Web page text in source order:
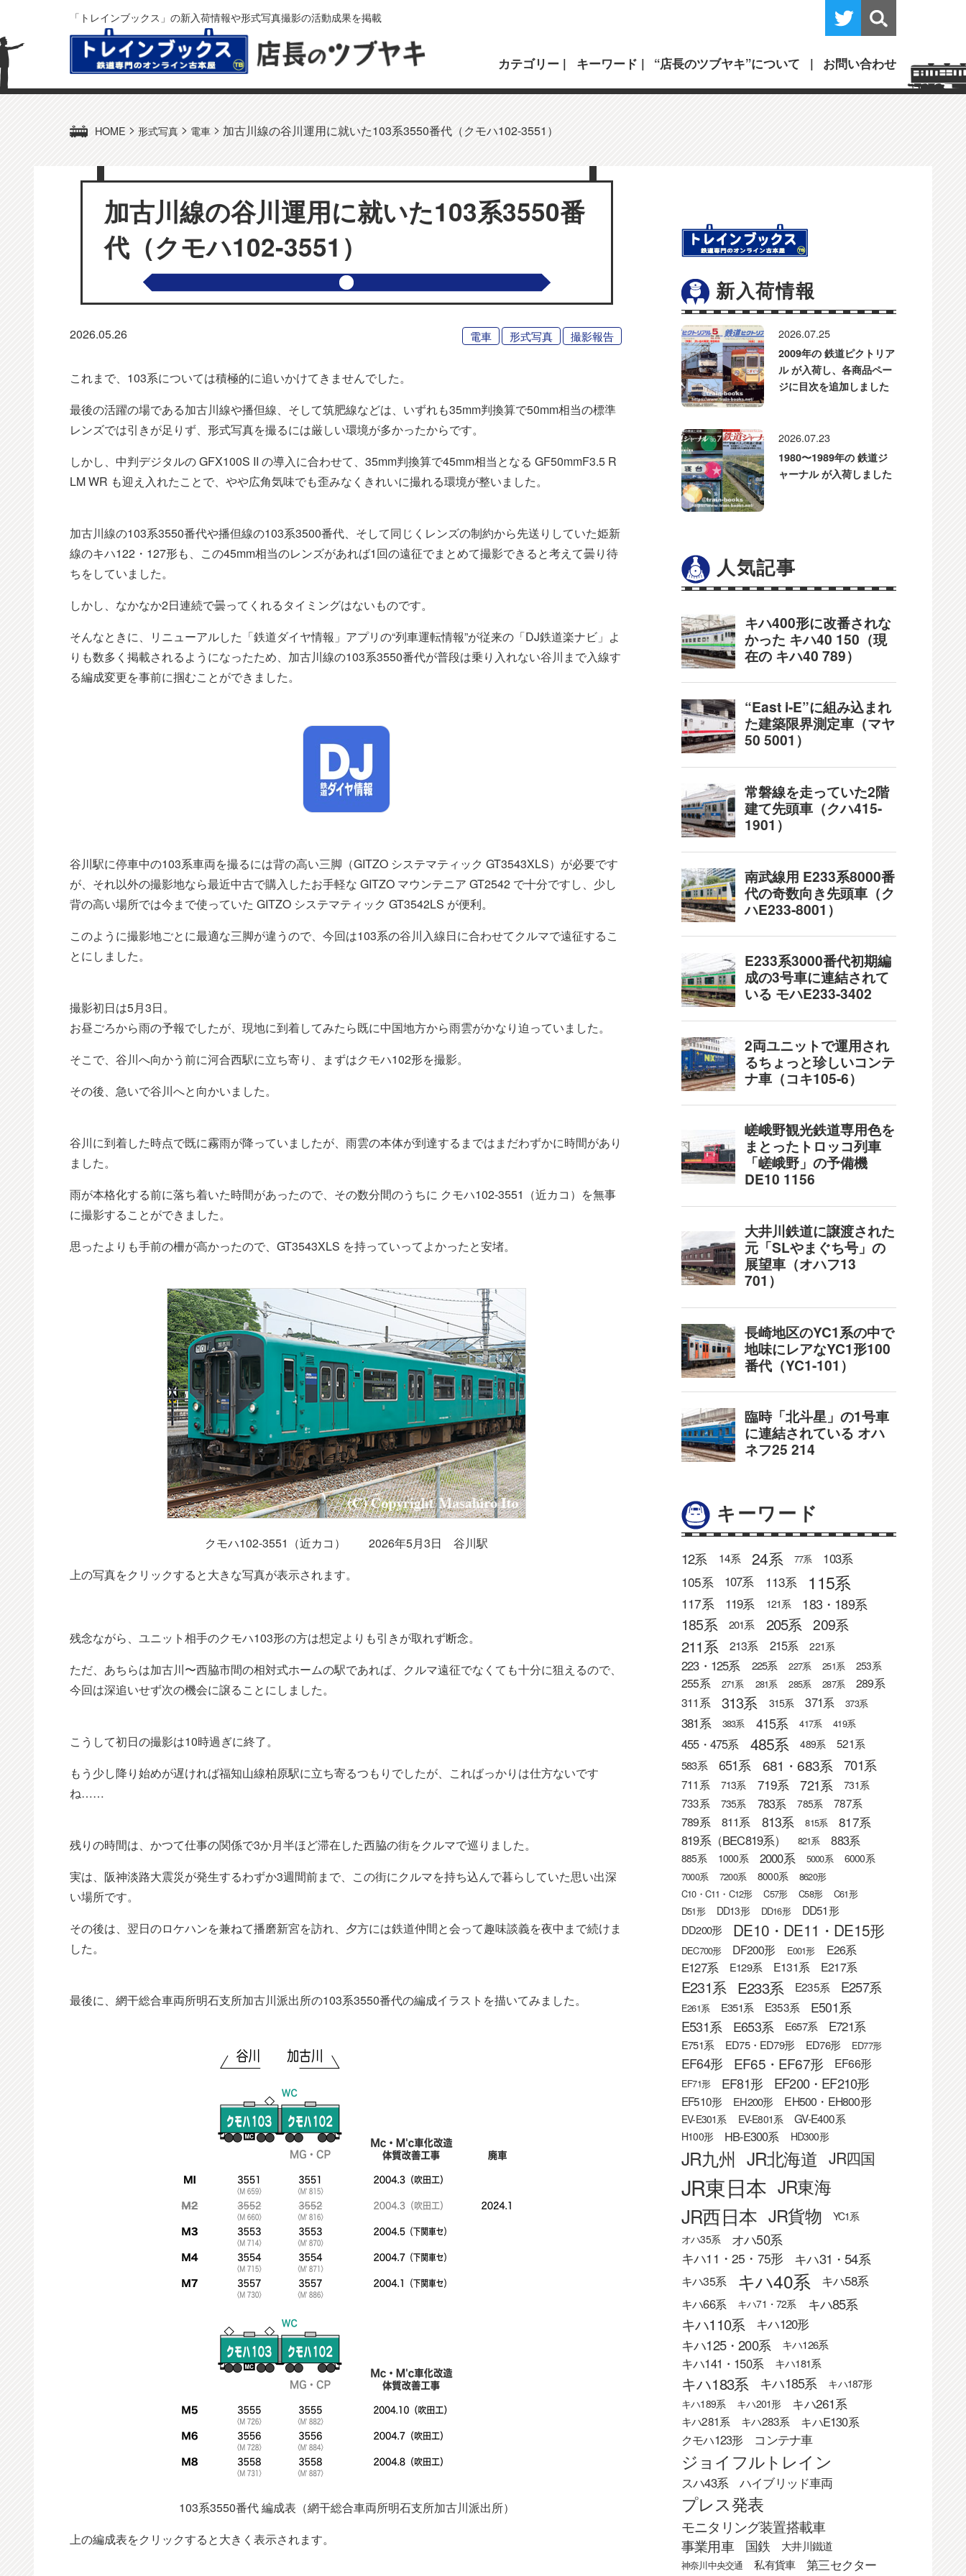
「トレインブックス」の新入荷情報や形式写真撮影の活動成果を掲載
カテゴリー キーワード “店長のツブヤキ”について お問い合わせ
HOME > 形式写真 > 電車 > 加古川線の谷川運用に就いた103系3550番代（クモハ102-3551）
加古川線の谷川運用に就いた103系3550番
代（クモハ102-3551）
2026.05.26 電車 形式写真 撮影報告
これまで、103系については積極的に追いかけてきませんでした。
最後の活躍の場である加古川線や播但線、そして筑肥線などは、いずれも35mm判換算で50mm相当の標準
レンズでは引きが足りず、形式写真を撮るには厳しい環境が多かったからです。
しかし、中判デジタルの GFX100S II の導入に合わせて、35mm判換算で45mm相当となる GF50mmF3.5 R
LM WR も迎え入れたことで、やや広角気味でも歪みなくきれいに撮れる環境が整いました。
加古川線の103系3550番代や播但線の103系3500番代、そして同じくレンズの制約から先送りしていた姫新
線のキハ122・127形も、この45mm相当のレンズがあれば1回の遠征でまとめて撮影できると考えて曇り待
ちをしていました。
しかし、なかなか2日連続で曇ってくれるタイミングはないものです。
そんなときに、リニューアルした「鉄道ダイヤ情報」アプリの“列車運転情報”が従来の「DJ鉄道楽ナビ」よ
りも数多く掲載されるようになったため、加古川線の103系3550番代が普段は乗り入れない谷川まで入線す
る編成変更を事前に掴むことができました。
谷川駅に停車中の103系車両を撮るには背の高い三脚（GITZO システマティック GT3543XLS）が必要です
が、それ以外の撮影地なら最近中古で購入したお手軽な GITZO マウンテニア GT2542 で十分ですし、少し
背の高い場所では今まで使っていた GITZO システマティック GT3542LS が便利。
このように撮影地ごとに最適な三脚が違うので、今回は103系の谷川入線日に合わせてクルマで遠征するこ
とにしました。
撮影初日は5月3日。
お昼ごろから雨の予報でしたが、現地に到着してみたら既に中国地方から雨雲がかなり迫っていました。
そこで、谷川へ向かう前に河合西駅に立ち寄り、まずはクモハ102形を撮影。
その後、急いで谷川へと向かいました。
谷川に到着した時点で既に霧雨が降っていましたが、雨雲の本体が到達するまではまだわずかに時間があり
ました。
雨が本格化する前に落ち着いた時間があったので、その数分間のうちに クモハ102-3551（近カコ）を無事
に撮影することができました。
思ったよりも手前の柵が高かったので、GT3543XLS を持っていってよかったと安堵。
クモハ102-3551（近カコ） 2026年5月3日 谷川駅
上の写真をクリックすると大きな写真が表示されます。
残念ながら、ユニット相手のクモハ103形の方は想定よりも引きが取れず断念。
ただ、あちらは加古川〜西脇市間の相対式ホームの駅であれば、クルマ遠征でなくても十分に狙えるので、
今回は深追いせず次の機会に譲ることにしました。
こうして初日の撮影は10時過ぎに終了。
もう少し降り始めが遅ければ福知山線柏原駅に立ち寄るつもりでしたが、こればっかりは仕方ないです
ね……
残りの時間は、かつて仕事の関係で3か月半ほど滞在した西脇の街をクルマで巡りました。
実は、阪神淡路大震災が発生するわずか3週間前まで、この街にクルマを持ち込んで暮らしていた思い出深
い場所です。
その後は、翌日のロケハンを兼ねて播磨新宮を訪れ、夕方には鉄道仲間と会って趣味談義を夜中まで続けま
した。
最後に、網干総合車両所明石支所加古川派出所の103系3550番代の編成イラストを描いてみました。
103系3550番代 編成表（網干総合車両所明石支所加古川派出所）
上の編成表をクリックすると大きく表示されます。
新入荷情報
2026.07.25
2009年の 鉄道ピクトリア
ル が入荷し、各商品ペー
ジに目次を追加しました
2026.07.23
1980〜1989年の 鉄道ジ
ャーナル が入荷しました
人気記事
キーワード
12系 14系 24系 77系 103系
105系 107系 113系 115系
117系 119系 121系 183・189系
185系 201系 205系 209系
211系 213系 215系 221系
223・125系 225系 227系 251系 253系
255系 271系 281系 285系 287系
289系
311系
313系 315系 371系 373系
381系 383系 415系 417系 419系
455・475系 485系 489系 521系
583系 651系 681・683系 701系
711系 713系 719系 721系 731系
733系 735系 783系 785系 787系
789系 811系 813系 815系 817系
819系（BEC819系） 821系 883系
885系 1000系 2000系 5000系 6000系
7000系 7200系 8000系
8620形
C10・C11・C12形
C57形 C58形
C61形
D51形
DD13形 DD16形 DD51形
DD200形 DE10・DE11・DE15形
DEC700形 DF200形 E001形 E26系
E127系 E129系 E131系 E217系
E231系 E233系 E235系 E257系
E261系 E351系 E353系 E501系
E531系 E653系 E657系 E721系
E751系 ED75・ED79形 ED76形 ED77形
EF64形 EF65・EF67形 EF66形
EF71形 EF81形 EF200・EF210形
EF510形 EH200形 EH500・EH800形
EV-E301系 EV-E801系 GV-E400系
H100形 HB-E300系 HD300形
JR九州 JR北海道 JR四国
JR東日本 JR東海
JR西日本 JR貨物
YC1系
オハ35系
オハ50系
キハ11・25・75形 キハ31・54系
キハ35系 キハ40系
キハ58系
キハ66系
キハ71・72系 キハ85系
キハ110系 キハ120形
キハ125・200系 キハ126系
キハ141・150系 キハ181系
キハ183系 キハ185系
キハ187形
キハ189系
キハ201形 キハ261系
キハ281系 キハ283系
キハE130系
クモハ123形
コンテナ車
ジョイフルトレイン
スハ43系 ハイブリッド車両
プレス発表
モニタリング装置搭載車
事業用車 国鉄 大井川鐵道
神奈川中央交通 私有貨車
第三セクター